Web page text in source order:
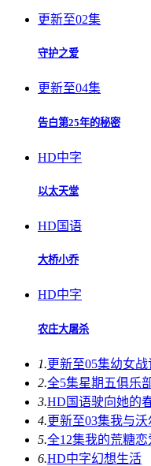
更新至02集
守护之爱
更新至04集
告白第25年的秘密
HD中字
以太天堂
HD国语
大桥小乔
HD中字
农庄大屠杀
1.更新至05集幼女战
2.全5集星期五俱乐
3.HD国语驶向她的
4.更新至03集我与沃
5.全12集我的荒糖恋
6.HD中字幻想生活